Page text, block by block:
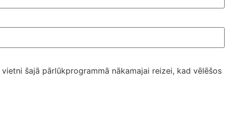
šajā pārlūkprogrammā nākamajai reizei, kad vēlēšos